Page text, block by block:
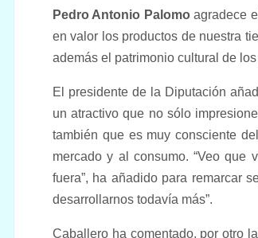
Pedro Antonio Palomoagradece
en valor los productos de nuestra
además el patrimonio cultural de
El presidente de la Diputación
un atractivo que no sólo
también que es muy consciente
mercado y al consumo. “Veo
fuera”, ha añadido para remarcar
desarrollarnos todavía más”.
Caballero ha comentado, por otro